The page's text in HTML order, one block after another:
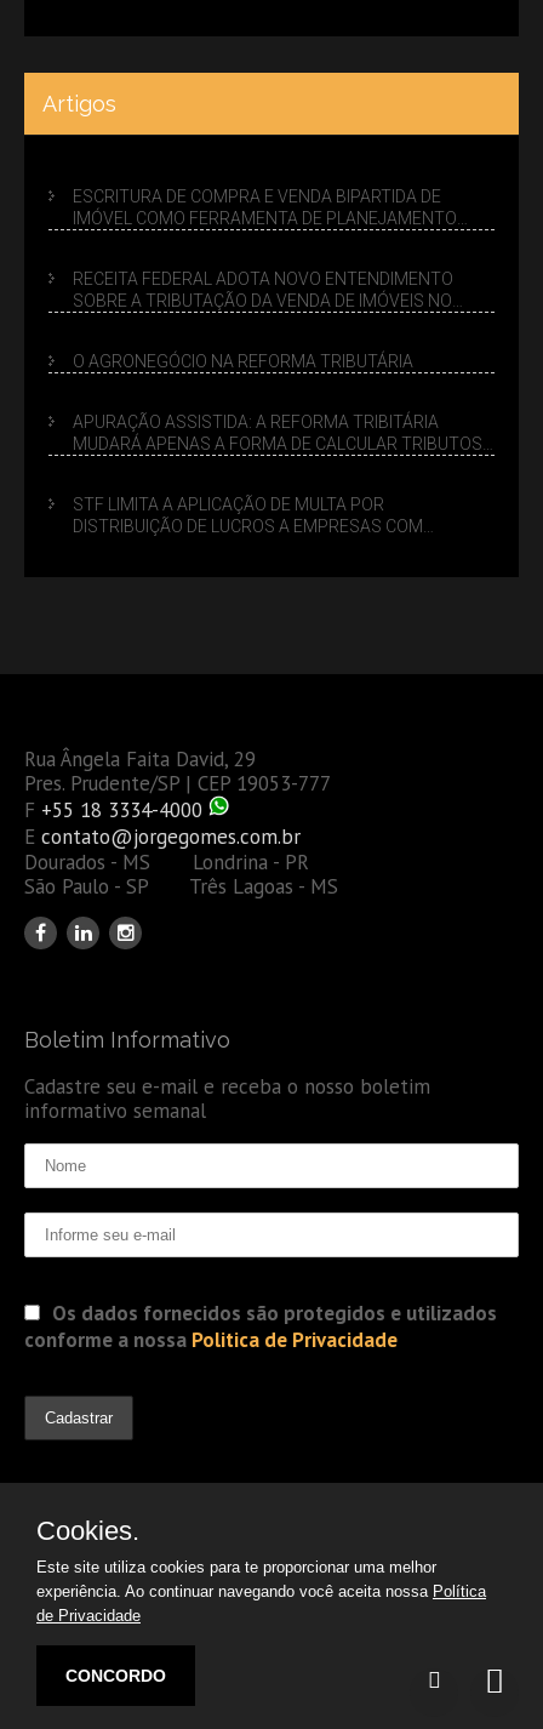
Artigos
ESCRITURA DE COMPRA E VENDA BIPARTIDA DE
IMÓVEL COMO FERRAMENTA DE PLANEJAMENTO
RECEITA FEDERAL ADOTA NOVO ENTENDIMENTO
SOBRE A TRIBUTAÇÃO DA VENDA DE IMÓVEIS NO
O AGRONEGÓCIO NA REFORMA TRIBUTÁRIA
APURAÇÃO ASSISTIDA: A REFORMA TRIBITÁRIA
MUDARÁ APENAS A FORMA DE CALCULAR TRIBUTOS
STF LIMITA A APLICAÇÃO DE MULTA POR
DISTRIBUIÇÃO DE LUCROS A EMPRESAS COM
Rua Ângela Faita David, 29
Pres. Prudente/SP | CEP 19053-777
F +55 18 3334-4000
E contato@jorgegomes.com.br
Dourados - MS Londrina - PR
São Paulo - SP Três Lagoas - MS
Boletim Informativo
Cadastre seu e-mail e receba o nosso boletim
informativo semanal
Os dados fornecidos são protegidos e utilizados
conforme a nossa Politica de Privacidade
© 2019 Jorge Gomes
Advogados. Direitos Reservados
Argon | Otimização de Sites
Cookies.
Este site utiliza cookies para te proporcionar uma melhor
experiência. Ao continuar navegando você aceita nossa Política
de Privacidade
CONCORDO